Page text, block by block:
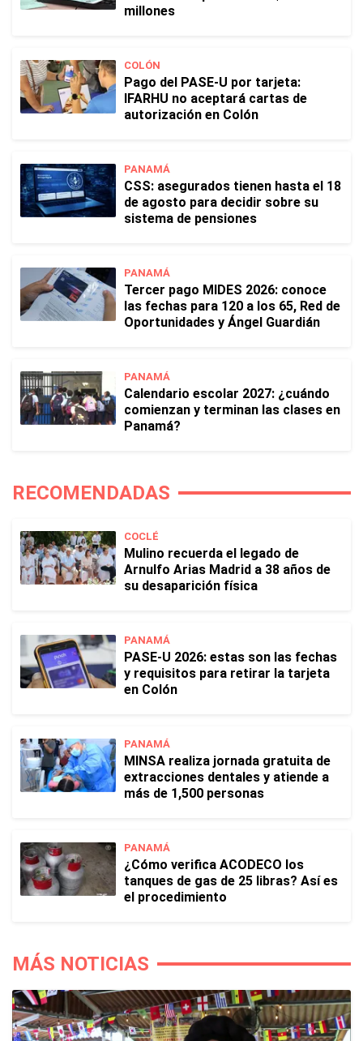
millones
COLÓN
Pago del PASE-U por tarjeta:
IFARHU no aceptará cartas de
autorización en Colón
PANAMÁ
CSS: asegurados tienen hasta el 18
de agosto para decidir sobre su
sistema de pensiones
PANAMÁ
Tercer pago MIDES 2026: conoce
las fechas para 120 a los 65, Red de
Oportunidades y Ángel Guardián
PANAMÁ
Calendario escolar 2027: ¿cuándo
comienzan y terminan las clases en
Panamá?
RECOMENDADAS
COCLÉ
Mulino recuerda el legado de
Arnulfo Arias Madrid a 38 años de
su desaparición física
PANAMÁ
PASE-U 2026: estas son las fechas
y requisitos para retirar la tarjeta
en Colón
PANAMÁ
MINSA realiza jornada gratuita de
extracciones dentales y atiende a
más de 1,500 personas
PANAMÁ
¿Cómo verifica ACODECO los
tanques de gas de 25 libras? Así es
el procedimiento
MÁS NOTICIAS